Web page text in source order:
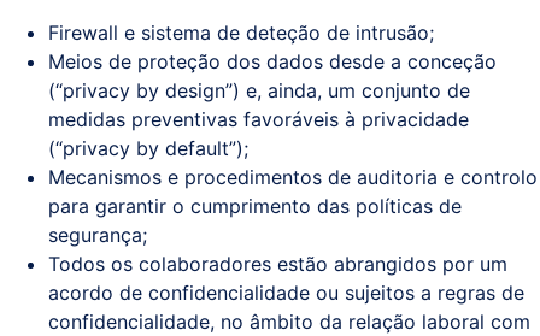
Firewall e sistema de deteção de intrusão;
Meios de proteção dos dados desde a conceção
(“privacy by design”) e, ainda, um conjunto de
medidas preventivas favoráveis à privacidade
(“privacy by default”);
Mecanismos e procedimentos de auditoria e controlo
para garantir o cumprimento das políticas de
segurança;
Todos os colaboradores estão abrangidos por um
acordo de confidencialidade ou sujeitos a regras de
confidencialidade, no âmbito da relação laboral com